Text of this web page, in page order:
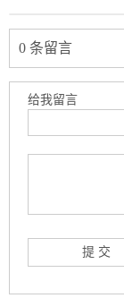
0 条留言
给我留言